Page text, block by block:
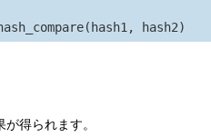
hash2)
得られます。